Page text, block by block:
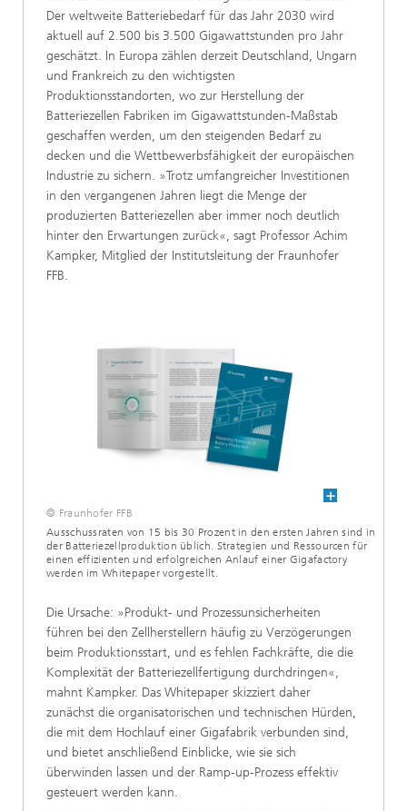
Der weltweite Batteriebedarf für das Jahr 2030 wird
aktuell auf 2.500 bis 3.500 Gigawattstunden pro Jahr
geschätzt. In Europa zählen derzeit Deutschland, Ungarn
und Frankreich zu den wichtigsten
Produktionsstandorten, wo zur Herstellung der
Batteriezellen Fabriken im Gigawattstunden-Maßstab
geschaffen werden, um den steigenden Bedarf zu
decken und die Wettbewerbsfähigkeit der europäischen
Industrie zu sichern. »Trotz umfangreicher Investitionen
in den vergangenen Jahren liegt die Menge der
produzierten Batteriezellen aber immer noch deutlich
hinter den Erwartungen zurück«, sagt Professor Achim
Kampker, Mitglied der Institutsleitung der Fraunhofer
FFB.
© Fraunhofer FFB
Ausschussraten von 15 bis 30 Prozent in den ersten Jahren sind in
der Batteriezellproduktion üblich. Strategien und Ressourcen für
einen effizienten und erfolgreichen Anlauf einer Gigafactory
werden im Whitepaper vorgestellt.
Die Ursache: »Produkt- und Prozessunsicherheiten
führen bei den Zellherstellern häufig zu Verzögerungen
beim Produktionsstart, und es fehlen Fachkräfte, die die
Komplexität der Batteriezellfertigung durchdringen«,
mahnt Kampker. Das Whitepaper skizziert daher
zunächst die organisatorischen und technischen Hürden,
die mit dem Hochlauf einer Gigafabrik verbunden sind,
und bietet anschließend Einblicke, wie sie sich
überwinden lassen und der Ramp-up-Prozess effektiv
gesteuert werden kann.